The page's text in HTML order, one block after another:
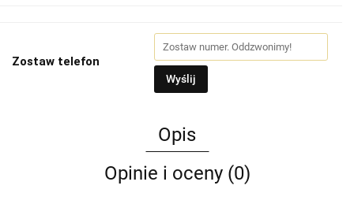
Zostaw telefon
Wyślij
Opis
Opinie i oceny (0)